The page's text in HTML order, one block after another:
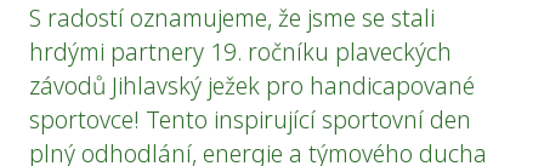
S radostí oznamujeme, že jsme se stali
hrdými partnery 19. ročníku plaveckých
závodů Jihlavský ježek pro handicapované
sportovce! Tento inspirující sportovní den
plný odhodlání, energie a týmového ducha